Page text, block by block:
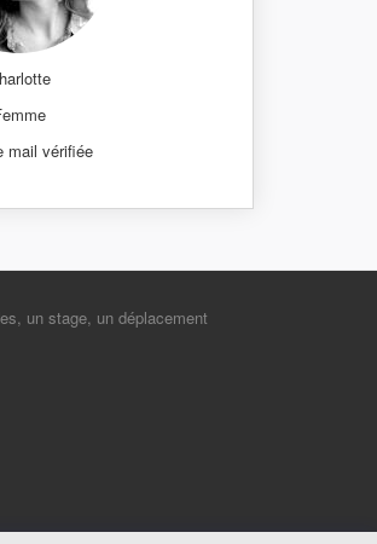
mail vérifiée
un stage, un déplacement